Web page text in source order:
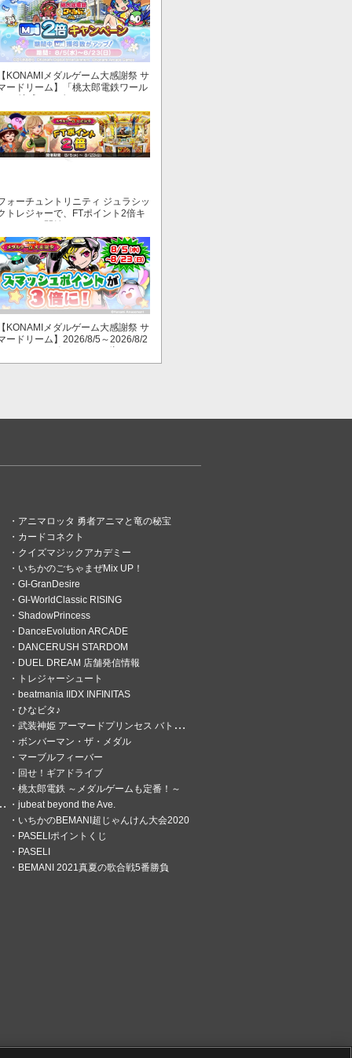
KONAMIメダルゲーム大感謝祭 サ
ードリーム】「桃太郎電鉄ワール
」でマイル獲得数が2倍！
ォーチュントリニティ ジュラシッ
トレジャーで、FTポイント2倍キ
KONAMIメダルゲーム大感謝祭 サ
ードリーム】2026/8/5～2026/8/2
アニマロッタ 勇者アニマと竜の秘宝
カードコネクト
クイズマジックアカデミー
いちかのごちゃまぜMix UP！
GI-GranDesire
GI-WorldClassic RISING
ShadowPrincess
DanceEvolution ARCADE
DANCERUSH STARDOM
DUEL DREAM 店舗発信情報
トレジャーシュート
beatmania IIDX INFINITAS
ひなビタ♪
武装神姫 アーマードプリンセス バトルコンダクター
ボンバーマン・ザ・メダル
マーブルフィーバー
回せ！ギアドライブ
桃太郎電鉄 ～メダルゲームも定番！～
jubeat beyond the Ave.
いちかのBEMANI超じゃんけん大会2020
PASELIポイントくじ
PASELI
BEMANI 2021真夏の歌合戦5番勝負